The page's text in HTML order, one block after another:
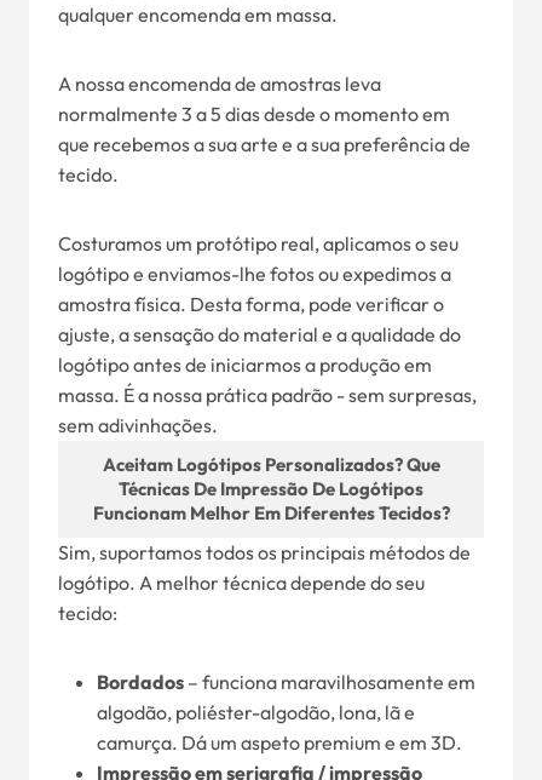
qualquer encomenda em massa.
A nossa encomenda de amostras leva
normalmente 3 a 5 dias desde o momento em
que recebemos a sua arte e a sua preferência de
tecido.
Costuramos um protótipo real, aplicamos o seu
logótipo e enviamos-lhe fotos ou expedimos a
amostra física. Desta forma, pode verificar o
ajuste, a sensação do material e a qualidade do
logótipo antes de iniciarmos a produção em
massa. É a nossa prática padrão - sem surpresas,
sem adivinhações.
Aceitam Logótipos Personalizados? Que
Técnicas De Impressão De Logótipos
Funcionam Melhor Em Diferentes Tecidos?
Sim, suportamos todos os principais métodos de
logótipo. A melhor técnica depende do seu
tecido:
Bordados – funciona maravilhosamente em
algodão, poliéster-algodão, lona, lã e
camurça. Dá um aspeto premium e em 3D.
Impressão em serigrafia / impressão